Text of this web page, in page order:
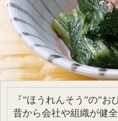
『”ほうれんそう”の”お
昔から会社や組織が健